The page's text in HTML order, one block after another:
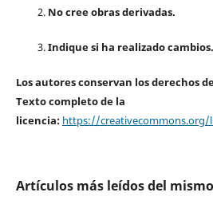
No cree obras derivadas.
Indique si ha realizado cambios.
Los autores conservan los derechos
Texto completo de la
licencia: https://creativecommons.org/
Artículos más leídos del